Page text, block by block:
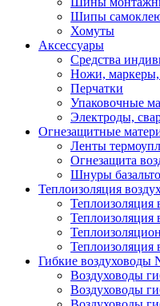
Шипы
Хомуты
Аксессуары
Средства
Ножи, маркеры,
Перчатки
Упаковочные
Электроды,
Огнезащитные
Ленты
Огнезащита
Шнуры
Теплоизоляция
Теплоизоляция
Гибкие воздуховоды
Воздуховоды
Воздуховоды